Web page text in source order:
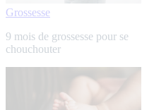
Grossesse
9 mois de grossesse pour se
chouchouter